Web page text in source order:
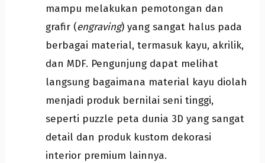
mampu melakukan pemotongan dan
grafir (engraving) yang sangat halus pada
berbagai material, termasuk kayu, akrilik,
dan MDF. Pengunjung dapat melihat
langsung bagaimana material kayu diolah
menjadi produk bernilai seni tinggi,
seperti puzzle peta dunia 3D yang sangat
detail dan produk kustom dekorasi
interior premium lainnya.